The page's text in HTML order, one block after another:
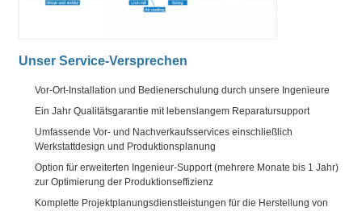
Unser Service-Versprechen
Vor-Ort-Installation und Bedienerschulung durch unsere Ingenieure
Ein Jahr Qualitätsgarantie mit lebenslangem Reparatursupport
Umfassende Vor- und Nachverkaufsservices einschließlich
Werkstattdesign und Produktionsplanung
Option für erweiterten Ingenieur-Support (mehrere Monate bis 1 Jahr)
zur Optimierung der Produktionseffizienz
Komplette Projektplanungsdienstleistungen für die Herstellung von